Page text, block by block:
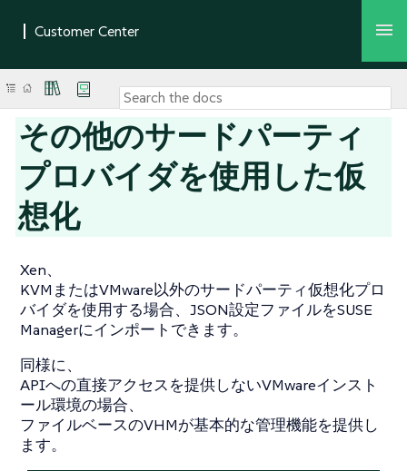
その他のサードパーティ
プロバイダを使用した仮
想化
Xen、
KVMまたはVMware以外のサードパーティ仮想化プロ
バイダを使用する場合、JSON設定ファイルをSUSE
Managerにインポートできます。
同様に、
APIへの直接アクセスを提供しないVMwareインスト
ール環境の場合、
ファイルベースのVHMが基本的な管理機能を提供し
ます。